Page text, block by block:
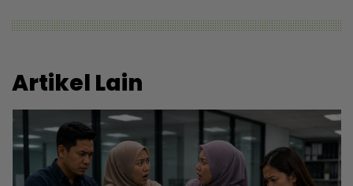
Artikel Lain